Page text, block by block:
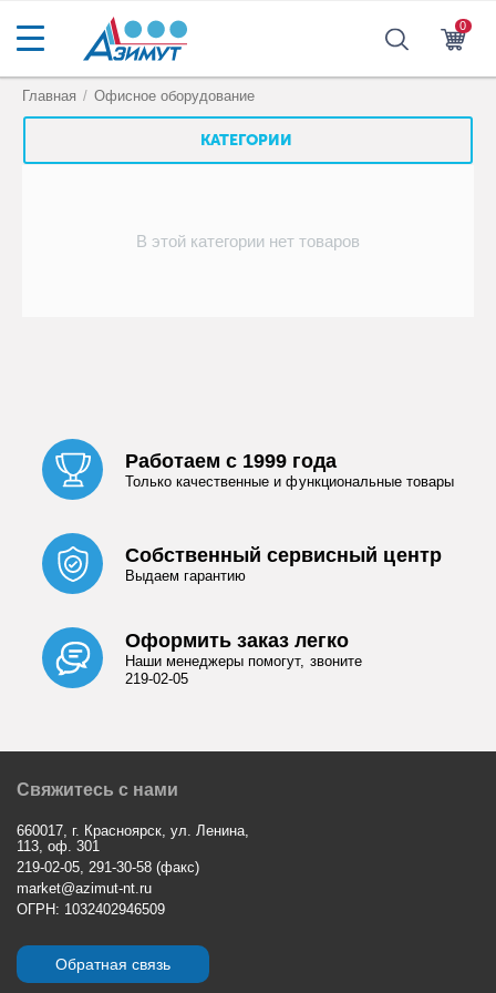
0
Главная / Офисное оборудование
КАТЕГОРИИ
В этой категории нет товаров
Работаем с 1999 года
Только качественные и функциональные товары
Собственный сервисный центр
Выдаем гарантию
Оформить заказ легко
Наши менеджеры помогут, звоните
219-02-05
Свяжитесь с нами
660017, г. Красноярск, ул. Ленина,
113, оф. 301
219-02-05, 291-30-58 (факс)
market@azimut-nt.ru
ОГРН: 1032402946509
Обратная связь